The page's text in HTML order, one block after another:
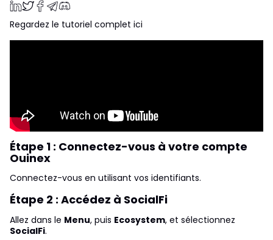
Regardez le tutoriel complet ici
Étape 1 : Connectez-vous à votre compte
Ouinex
Connectez-vous en utilisant vos identifiants.
Étape 2 : Accédez à SocialFi
Allez dans le Menu, puis Ecosystem, et sélectionnez
SocialFi.